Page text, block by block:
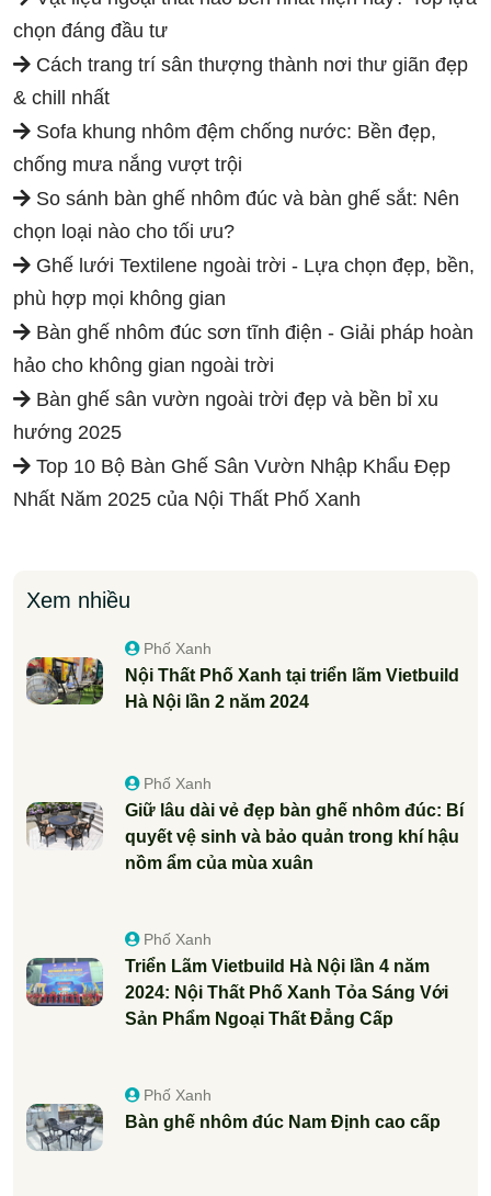
chọn đáng đầu tư
Cách trang trí sân thượng thành nơi thư giãn đẹp
& chill nhất
Sofa khung nhôm đệm chống nước: Bền đẹp,
chống mưa nắng vượt trội
So sánh bàn ghế nhôm đúc và bàn ghế sắt: Nên
chọn loại nào cho tối ưu?
Ghế lưới Textilene ngoài trời - Lựa chọn đẹp, bền,
phù hợp mọi không gian
Bàn ghế nhôm đúc sơn tĩnh điện - Giải pháp hoàn
hảo cho không gian ngoài trời
Bàn ghế sân vườn ngoài trời đẹp và bền bỉ xu
hướng 2025
Top 10 Bộ Bàn Ghế Sân Vườn Nhập Khẩu Đẹp
Nhất Năm 2025 của Nội Thất Phố Xanh
Xem nhiều
Phố Xanh
Nội Thất Phố Xanh tại triển lãm Vietbuild
Hà Nội lần 2 năm 2024
Phố Xanh
Giữ lâu dài vẻ đẹp bàn ghế nhôm đúc: Bí
quyết vệ sinh và bảo quản trong khí hậu
nồm ẩm của mùa xuân
Phố Xanh
Triển Lãm Vietbuild Hà Nội lần 4 năm
2024: Nội Thất Phố Xanh Tỏa Sáng Với
Sản Phẩm Ngoại Thất Đẳng Cấp
Phố Xanh
Bàn ghế nhôm đúc Nam Định cao cấp